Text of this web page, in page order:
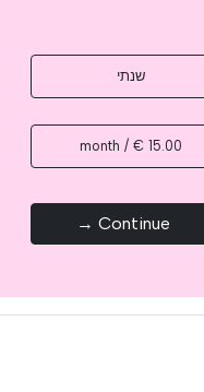
שנתי
15.00 € / month
Continue →